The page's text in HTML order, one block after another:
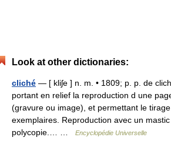
Look at other dictionaries:
cliché — [ kliʃe ] n. m. • 1809; p. p. de
portant en relief la reproduction d une
(gravure ou image), et permettant le
exemplaires. Reproduction avec un
polycopie.… …
Encyclopédie Universelle